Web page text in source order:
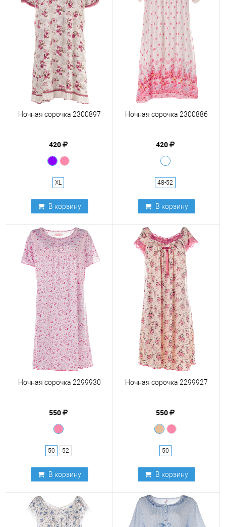
Ночная сорочка 2300897
420
XL
В корзину
Ночная сорочка 2300886
420
48-52
В корзину
Ночная сорочка 2299930
550
50 52
В корзину
Ночная сорочка 2299927
550
50
В корзину